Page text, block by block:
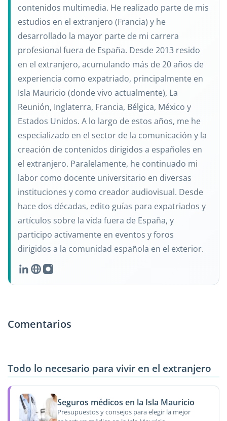
contenidos multimedia. He realizado parte de mis
estudios en el extranjero (Francia) y he
desarrollado la mayor parte de mi carrera
profesional fuera de España. Desde 2013 resido
en el extranjero, acumulando más de 20 años de
experiencia como expatriado, principalmente en
Isla Mauricio (donde vivo actualmente), La
Reunión, Inglaterra, Francia, Bélgica, México y
Estados Unidos. A lo largo de estos años, me he
especializado en el sector de la comunicación y la
creación de contenidos dirigidos a españoles en
el extranjero. Paralelamente, he continuado mi
labor como docente universitario en diversas
instituciones y como creador audiovisual. Desde
hace dos décadas, edito guías para expatriados y
artículos sobre la vida fuera de España, y
participo activamente en eventos y foros
dirigidos a la comunidad española en el exterior.
Comentarios
Todo lo necesario para vivir en el extranjero
Seguros médicos en la Isla Mauricio
Presupuestos y consejos para elegir la mejor